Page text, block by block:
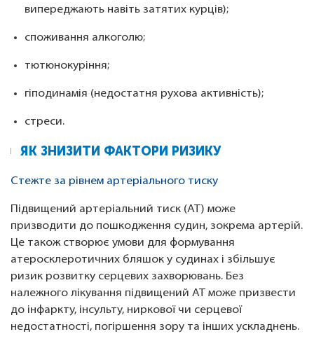
випереджають навіть затятих курців);
споживання алкоголю;
тютюнокуріння;
гіподинамія (недостатня рухова активність);
стреси.
ЯК ЗНИЗИТИ ФАКТОРИ РИЗИКУ
Стежте за рівнем артеріального тиску
Підвищений артеріальний тиск (АТ) може
призводити до пошкодження судин, зокрема артерій.
Це також створює умови для формування
атеросклеротичних бляшок у судинах і збільшує
ризик розвитку серцевих захворювань. Без
належного лікування підвищений АТ може призвести
до інфаркту, інсульту, ниркової чи серцевої
недостатності, погіршення зору та інших ускладнень.